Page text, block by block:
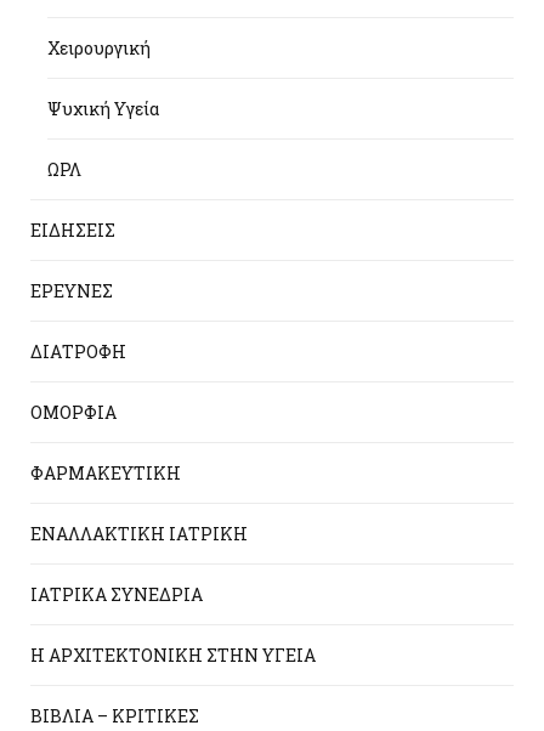
Χειρουργική
Ψυχική Υγεία
ΩΡΛ
ΕΙΔΗΣΕΙΣ
ΕΡΕΥΝΕΣ
ΔΙΑΤΡΟΦΗ
ΟΜΟΡΦΙΑ
ΦΑΡΜΑΚΕΥΤΙΚΗ
ΕΝΑΛΛΑΚΤΙΚΗ ΙΑΤΡΙΚΗ
ΙΑΤΡΙΚΑ ΣΥΝΕΔΡΙΑ
Η ΑΡΧΙΤΕΚΤΟΝΙΚΗ ΣΤΗΝ ΥΓΕΙΑ
ΒΙΒΛΙΑ – ΚΡΙΤΙΚΕΣ